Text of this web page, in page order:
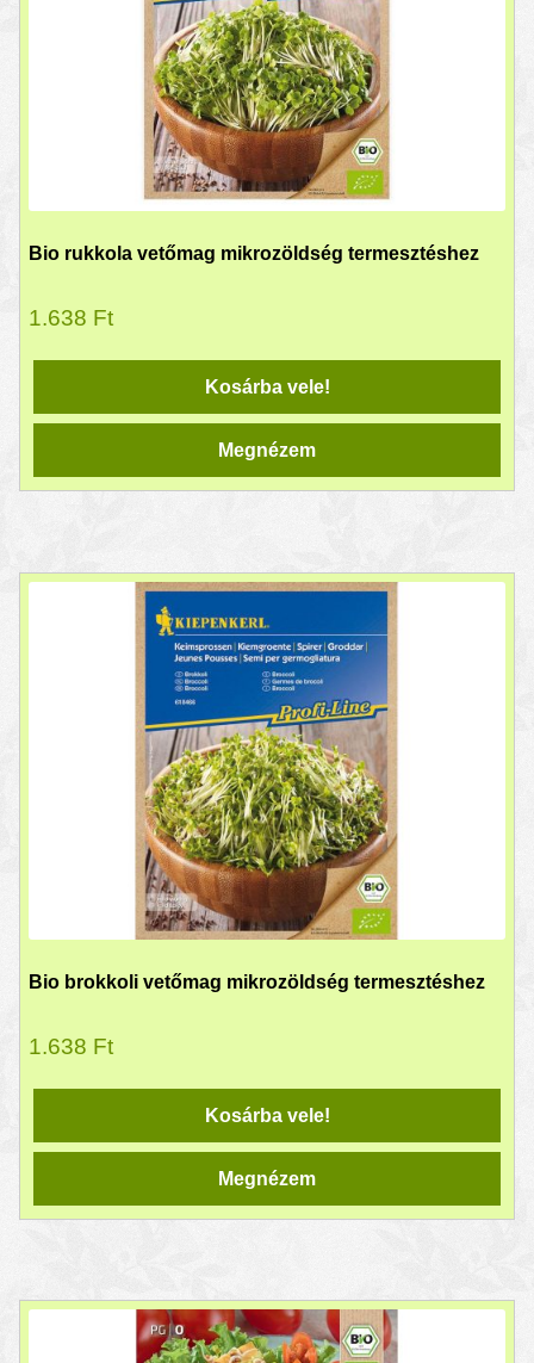
Bio rukkola vetőmag mikrozöldség termesztéshez
1.638 Ft
Kosárba vele!
Megnézem
Bio brokkoli vetőmag mikrozöldség termesztéshez
1.638 Ft
Kosárba vele!
Megnézem